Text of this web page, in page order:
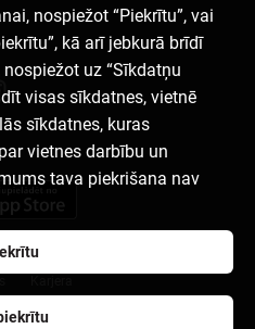
nospiežot “Piekrītu”, vai
kā arī jebkurā brīdī
uz “Sīkdatņu
visas sīkdatnes, vietnē
sīkdatnes, kuras
vietnes darbību un
tava piekrišana nav